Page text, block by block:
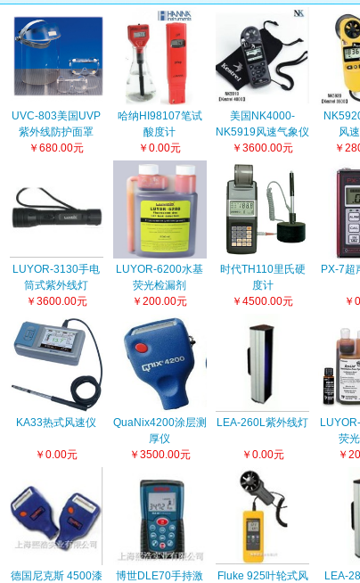
UVC-803美国UVP
紫外线防护面罩
￥680.00元
哈纳HI98107笔试
酸度计
￥0.00元
美国NK4000-
NK5919风速气象仪
￥3600.00元
风
￥
LUYOR-3130手电
筒式紫外线灯
￥3600.00元
LUYOR-6200水基
荧光检漏剂
￥200.00元
时代TH110里氏硬
度计
￥4500.00元
PX-7超
￥
KA33热式风速仪
￥0.00元
QuaNix4200涂层测
厚仪
￥3500.00元
LEA-260L紫外线灯
￥0.00元
荧
￥
德国尼克斯 4500漆 博世DLE70手持激 Fluke 925叶轮式风 LEA-